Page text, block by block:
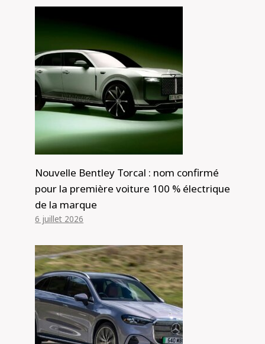
Nouvelle Bentley Torcal : nom confirmé
pour la première voiture 100 % électrique
de la marque
6 juillet 2026